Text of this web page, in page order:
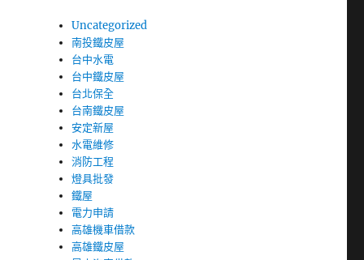
Uncategorized
南投鐵皮屋
台中水電
台中鐵皮屋
台北保全
台南鐵皮屋
安定新屋
水電維修
消防工程
燈具批發
鐵屋
電力申請
高雄機車借款
高雄鐵皮屋